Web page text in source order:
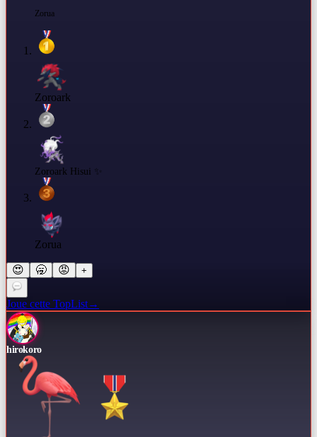
Zorua
Zoroark
Zoroark Hisui ✨
Zorua
😍 🥱 😡 +
Joue cette TopList→
hirokoro